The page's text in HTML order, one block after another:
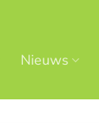
Nieuws